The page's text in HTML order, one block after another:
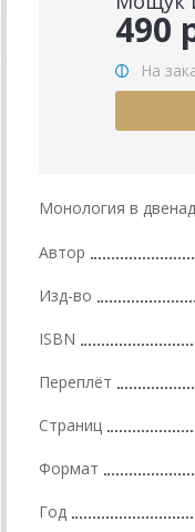
490
На
Монология в
Автор
Изд-во
ISBN
Переплёт
Страниц
Формат
Год